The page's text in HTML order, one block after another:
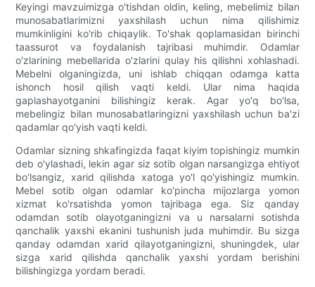
Keyingi mavzuimizga o'tishdan oldin, keling, mebelimiz bilan
munosabatlarimizni yaxshilash uchun nima qilishimiz
mumkinligini ko'rib chiqaylik. To'shak qoplamasidan birinchi
taassurot va foydalanish tajribasi muhimdir. Odamlar
o'zlarining mebellarida o'zlarini qulay his qilishni xohlashadi.
Mebelni olganingizda, uni ishlab chiqqan odamga katta
ishonch hosil qilish vaqti keldi. Ular nima haqida
gaplashayotganini bilishingiz kerak. Agar yo'q bo'lsa,
mebelingiz bilan munosabatlaringizni yaxshilash uchun ba'zi
qadamlar qo'yish vaqti keldi.
Odamlar sizning shkafingizda faqat kiyim topishingiz mumkin
deb o'ylashadi, lekin agar siz sotib olgan narsangizga ehtiyot
bo'lsangiz, xarid qilishda xatoga yo'l qo'yishingiz mumkin.
Mebel sotib olgan odamlar ko'pincha mijozlarga yomon
xizmat ko'rsatishda yomon tajribaga ega. Siz qanday
odamdan sotib olayotganingizni va u narsalarni sotishda
qanchalik yaxshi ekanini tushunish juda muhimdir. Bu sizga
qanday odamdan xarid qilayotganingizni, shuningdek, ular
sizga xarid qilishda qanchalik yaxshi yordam berishini
bilishingizga yordam beradi.